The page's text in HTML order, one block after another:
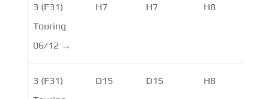
3 (F31)
Touring
06/12 →
H7 H7 H8
3 (F31)
D1S D1S H8